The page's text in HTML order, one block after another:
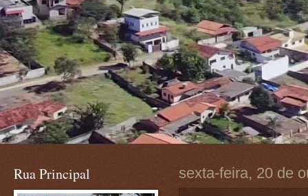
sexta-feira, 20 de
Rua Principal